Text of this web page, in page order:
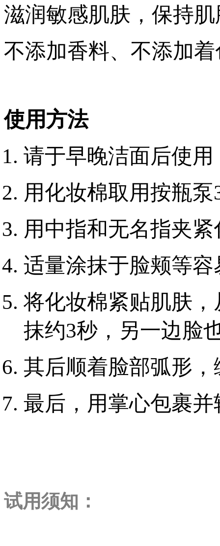
滋润敏感肌肤，保持
不添加香料、不添加
使用方法
请于早晚洁面后使用
用化妆棉取用按瓶泵
用中指和无名指夹紧
适量涂抹于脸颊等
将化妆棉紧贴肌肤
抹约3秒，另一边脸
其后顺着脸部弧形
最后，用掌心包裹
试用须知：